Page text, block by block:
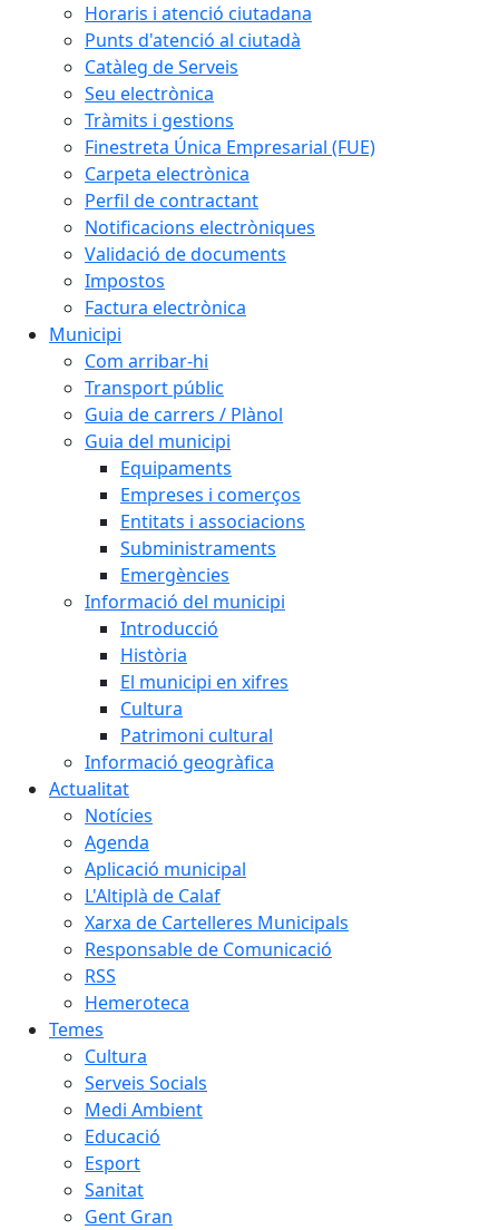
Horaris i atenció ciutadana
Punts d'atenció al ciutadà
Catàleg de Serveis
Seu electrònica
Tràmits i gestions
Finestreta Única Empresarial (FUE)
Carpeta electrònica
Perfil de contractant
Notificacions electròniques
Validació de documents
Impostos
Factura electrònica
Municipi
Com arribar-hi
Transport públic
Guia de carrers / Plànol
Guia del municipi
Equipaments
Empreses i comerços
Entitats i associacions
Subministraments
Emergències
Informació del municipi
Introducció
Història
El municipi en xifres
Cultura
Patrimoni cultural
Informació geogràfica
Actualitat
Notícies
Agenda
Aplicació municipal
L'Altiplà de Calaf
Xarxa de Cartelleres Municipals
Responsable de Comunicació
RSS
Hemeroteca
Temes
Cultura
Serveis Socials
Medi Ambient
Educació
Esport
Sanitat
Gent Gran